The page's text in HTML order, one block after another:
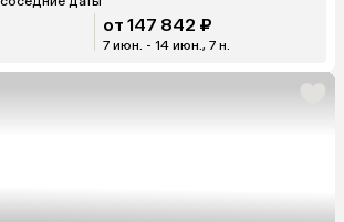
от 147 842 ₽
7 июн. - 14 июн., 7 н.